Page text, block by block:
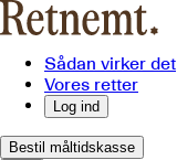
Sådan virker det
Vores retter
Log ind
Bestil måltidskasse